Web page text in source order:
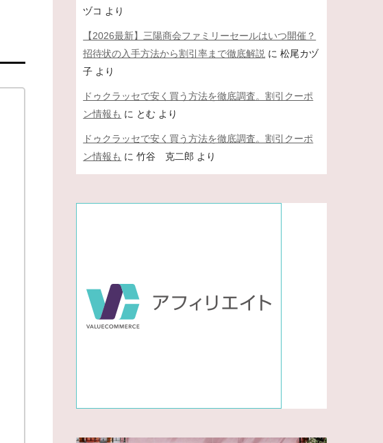
ヅコ より
【2026最新】三陽商会ファミリーセールはいつ開催？
招待状の入手方法から割引率まで徹底解説 に松尾カヅ
子 より
ドゥクラッセで安く買う方法を徹底調査。割引クーポ
ン情報も に とむ より
ドゥクラッセで安く買う方法を徹底調査。割引クーポ
ン情報も に竹谷 克二郎 より